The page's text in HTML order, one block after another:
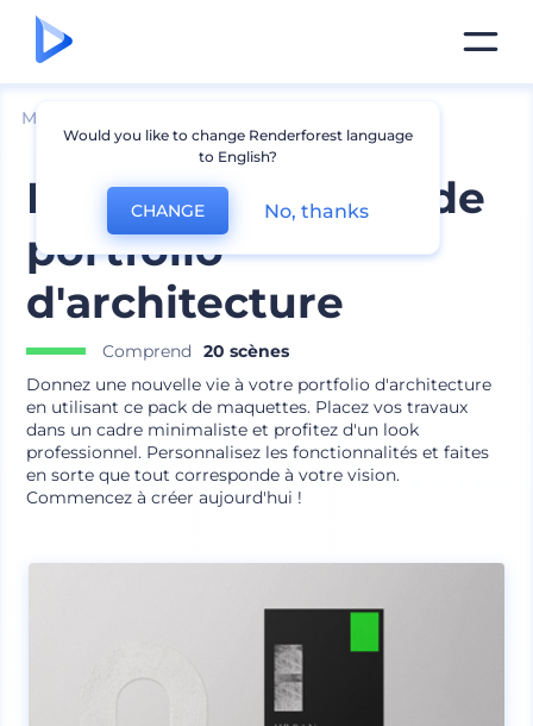
Mockups
Kit de maquettes de
portfolio
d'architecture
Comprend
20 scènes
Donnez une nouvelle vie à votre portfolio d'architecture
en utilisant ce pack de maquettes. Placez vos travaux
dans un cadre minimaliste et profitez d'un look
professionnel. Personnalisez les fonctionnalités et faites
en sorte que tout corresponde à votre vision.
Commencez à créer aujourd'hui !
Would you like to change Renderforest language
to English?
CHANGE No, thanks